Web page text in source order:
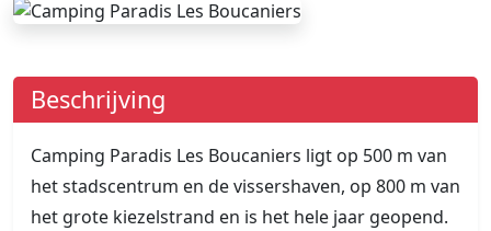
Beschrijving
Camping Paradis Les Boucaniers ligt op 500 m van
het stadscentrum en de vissershaven, op 800 m van
het grote kiezelstrand en is het hele jaar geopend.